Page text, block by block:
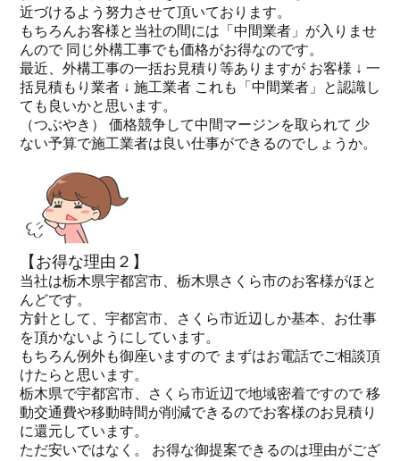
近づけるよう努力させて頂いております。
もちろんお客様と当社の間には「中間業者」が入りませ
んので 同じ外構工事でも価格がお得なのです。
最近、外構工事の一括お見積り等ありますが お客様 ↓ 一
括見積もり業者 ↓ 施工業者 これも「中間業者」と認識し
ても良いかと思います。
（つぶやき） 価格競争して中間マージンを取られて 少
ない予算で施工業者は良い仕事ができるのでしょうか。
【お得な理由２】
当社は栃木県宇都宮市、栃木県さくら市のお客様がほと
んどです。
方針として、宇都宮市、さくら市近辺しか基本、お仕事
を頂かないようにしています。
もちろん例外も御座いますので まずはお電話でご相談頂
けたらと思います。
栃木県で宇都宮市、さくら市近辺で地域密着ですので 移
動交通費や移動時間が削減できるのでお客様のお見積り
に還元しています。
ただ安いではなく。 お得な御提案できるのは理由がござ